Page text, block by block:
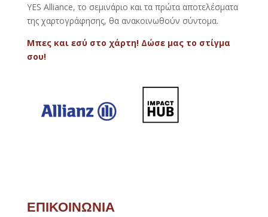
YES Alliance, το σεμινάριο και τα πρώτα αποτελέσματα
της χαρτογράφησης, θα ανακοινωθούν σύντομα.
Μπες και εσύ στο χάρτη! Δώσε μας το στίγμα
σου!
ΕΠΙΚΟΙΝΩΝΙΑ